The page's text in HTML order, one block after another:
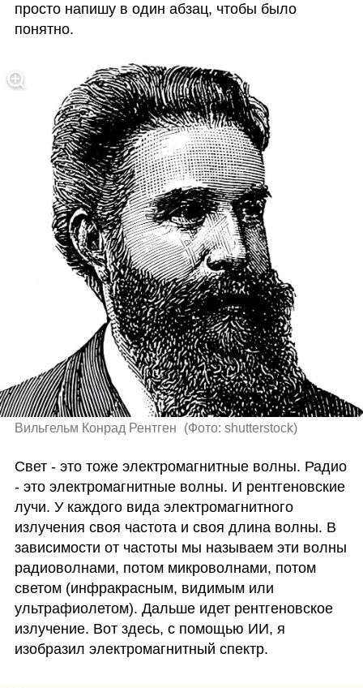
просто напишу в один абзац, чтобы было
понятно.
Вильгельм Конрад Рентген (Фото: shutterstock)
Свет - это тоже электромагнитные волны. Радио
- это электромагнитные волны. И рентгеновские
лучи. У каждого вида электромагнитного
излучения своя частота и своя длина волны. В
зависимости от частоты мы называем эти волны
радиоволнами, потом микроволнами, потом
светом (инфракрасным, видимым или
ультрафиолетом). Дальше идет рентгеновское
излучение. Вот здесь, с помощью ИИ, я
изобразил электромагнитный спектр.